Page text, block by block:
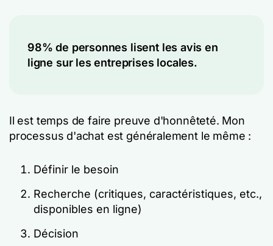
98% de personnes lisent les avis en
ligne sur les entreprises locales.
Il est temps de faire preuve d'honnêteté. Mon
processus d'achat est généralement le même :
Définir le besoin
Recherche (critiques, caractéristiques, etc.,
disponibles en ligne)
Décision